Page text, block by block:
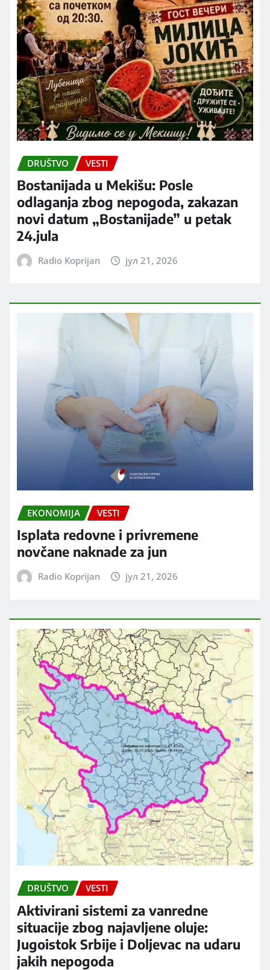
DRUŠTVO VESTI
Bostanijada u Mekišu: Posle
odlaganja zbog nepogoda, zakazan
novi datum „Bostanijade” u petak
24.jula
Radio Koprijan јул 21, 2026
EKONOMIJA VESTI
Isplata redovne i privremene
novčane naknade za jun
Radio Koprijan јул 21, 2026
DRUŠTVO VESTI
Aktivirani sistemi za vanredne
situacije zbog najavljene oluje:
Jugoistok Srbije i Doljevac na udaru
jakih nepogoda